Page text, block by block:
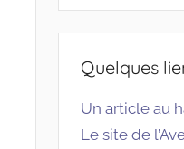
Quelques
Un article au
Le site de